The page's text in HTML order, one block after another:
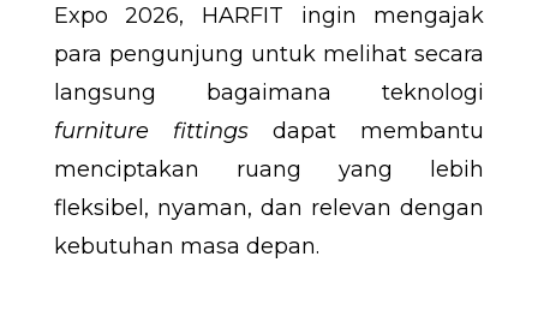
Expo 2026, HARFIT ingin mengajak
para pengunjung untuk melihat secara
langsung bagaimana teknologi
furniture fittingsdapat membantu
menciptakan ruang yang lebih
fleksibel, nyaman, dan relevan dengan
kebutuhan masa depan.